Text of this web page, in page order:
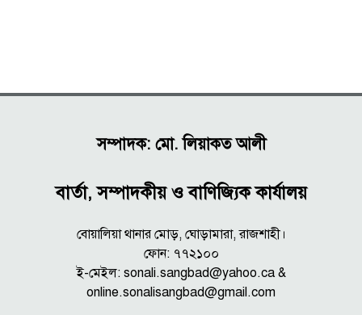
সম্পাদক: মো. লিয়াকত আলী
বার্তা, সম্পাদকীয় ও বাণিজ্যিক কার্যালয়
বোয়ালিয়া থানার মোড়, ঘোড়ামারা, রাজশাহী।
ফোন: ৭৭২১০০
ই-মেইল: sonali.sangbad@yahoo.ca &
online.sonalisangbad@gmail.com